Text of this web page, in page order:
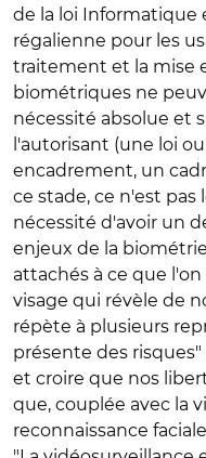
de la loi Informatique
régalienne pour les
traitement et la mise
biométriques ne
nécessité absolue et
l'autorisant (une loi
encadrement, un
ce stade, ce n'est pas
nécessité d'avoir un
enjeux de la
attachés à ce que
visage qui révèle de
répète à plusieurs
présente des
et croire que nos
que, couplée avec la
reconnaissance